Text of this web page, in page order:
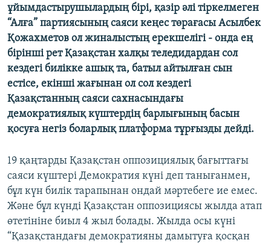
ұйымдастырушылардың бірі, қазір әлі тіркелмеген
“Алға” партиясының саяси кеңес төрағасы Асылбек
Қожахметов ол жиналыстың ерекшелігі - онда ең
бірінші рет Қазақстан халқы теледидардан сол
кездегі билікке ашық та, батыл айтылған сын
естісе, екінші жағынан ол сол кездегі
Қазақстанның саяси сахнасындағы
демократиялық күштердің барлығының басын
қосуға негіз боларлық платформа тұрғызды дейді.
19 қаңтарды Қазақстан оппозициялық бағыттағы
саяси күштері Демократия күні деп танығанмен,
бұл күн билік тарапынан ондай мәртебеге ие емес.
Және бұл күнді Қазақстан оппозициясы жылда атап
өтетініне биыл 4 жыл болады. Жылда осы күні
“Қазақстандағы демократияны дамытуға қосқан